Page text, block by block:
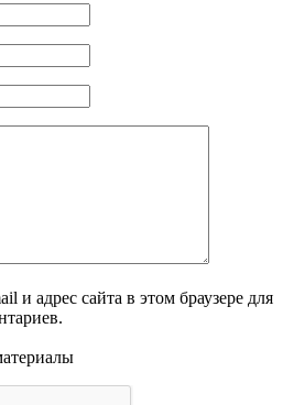
и адрес сайта в этом браузере для